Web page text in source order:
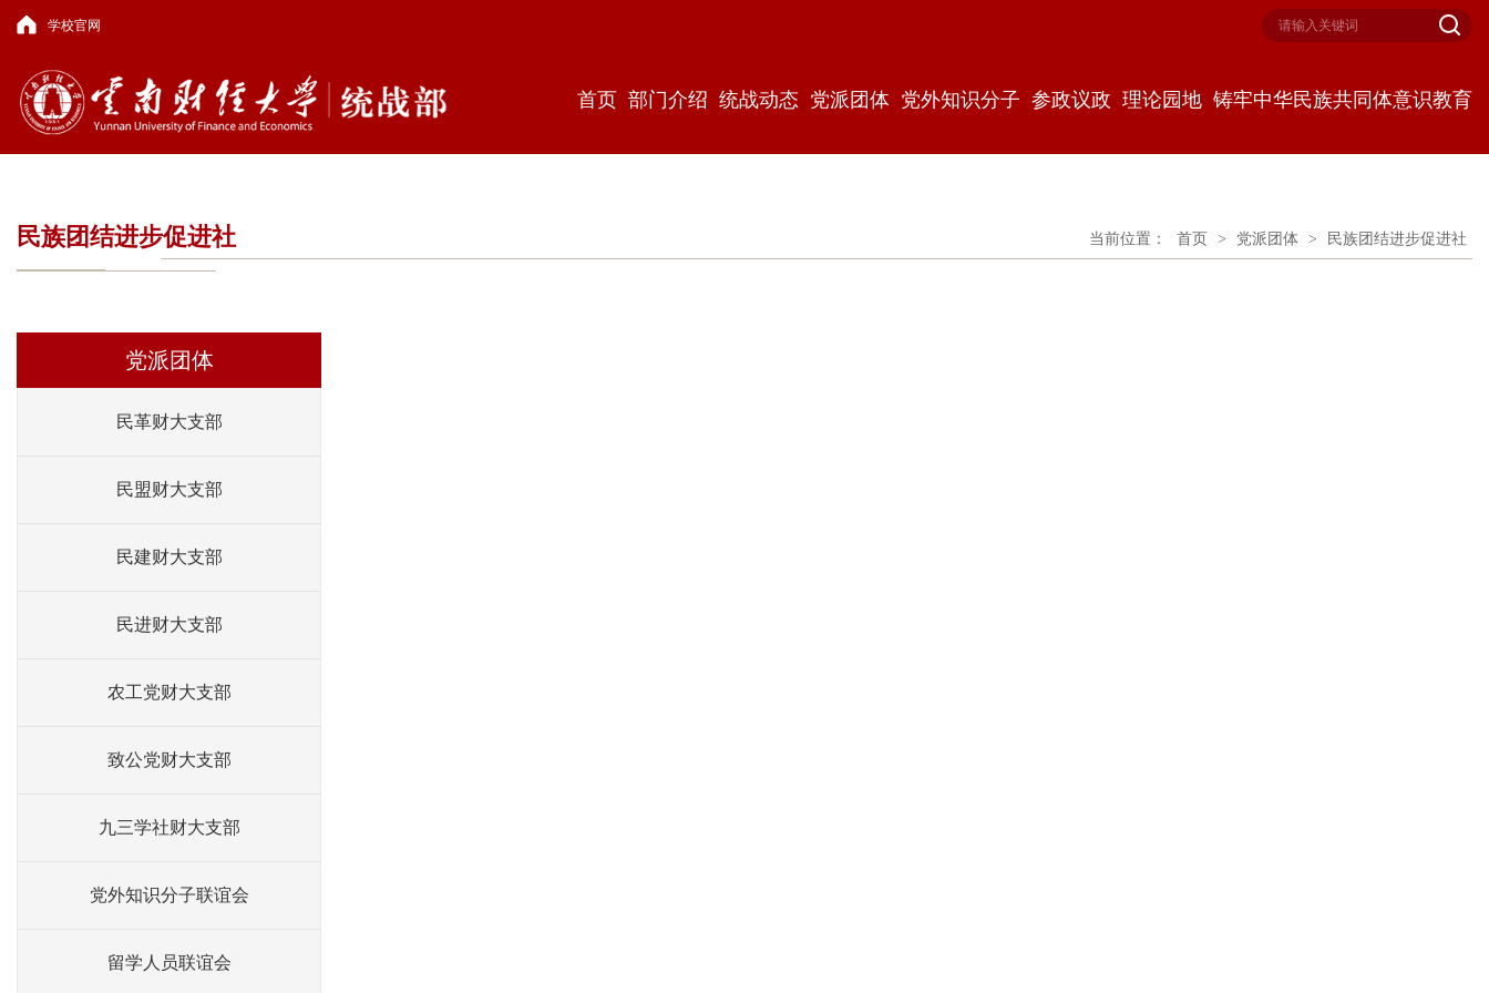
学校官网
首页 部门介绍 统战动态 党派团体 党外知识分子 参政议政 理论园地 铸牢中华民族共同体意识教育
民族团结进步促进社 当前位置： 首页 > 党派团体 > 民族团结进步促进社
党派团体
民革财大支部
民盟财大支部
民建财大支部
民进财大支部
农工党财大支部
致公党财大支部
九三学社财大支部
党外知识分子联谊会
留学人员联谊会